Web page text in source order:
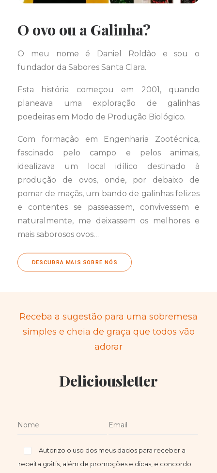
O ovo ou a Galinha?
O meu nome é Daniel Roldão e sou o
fundador da Sabores Santa Clara.
Esta história começou em 2001, quando
planeava uma exploração de galinhas
poedeiras em Modo de Produção Biológico.
Com formação em Engenharia Zootécnica,
fascinado pelo campo e pelos animais,
idealizava um local idílico destinado à
produção de ovos, onde, por debaixo de
pomar de maçãs, um bando de galinhas felizes
e contentes se passeassem, convivessem e
naturalmente, me deixassem os melhores e
mais saborosos ovos…
DESCUBRA MAIS SOBRE NÓS
Receba a sugestão para uma sobremesa
simples e cheia de graça que todos vão
adorar
Deliciousletter
Autorizo o uso dos meus dados para receber a
receita grátis, além de promoções e dicas, e concordo